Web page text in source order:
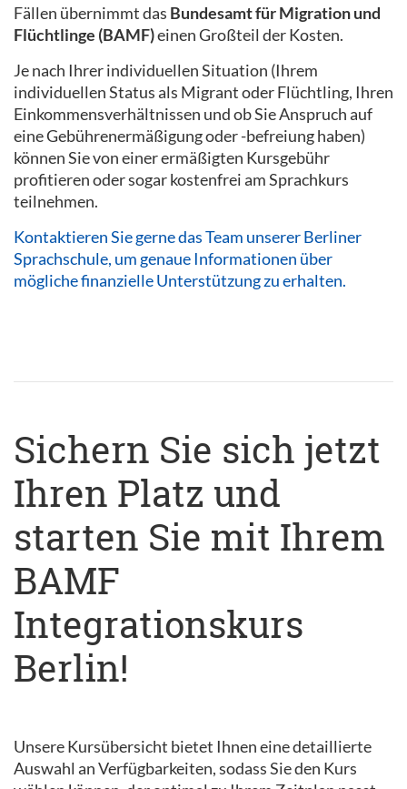
Fällen übernimmt das Bundesamt für Migration und
Flüchtlinge (BAMF)einen Großteil der Kosten.
Je nach Ihrer individuellen Situation (Ihrem
individuellen Status als Migrant oder Flüchtling, Ihren
Einkommensverhältnissen und ob Sie Anspruch auf
eine Gebührenermäßigung oder -befreiung haben)
können Sie von einer ermäßigten Kursgebühr
profitieren oder sogar kostenfrei am Sprachkurs
teilnehmen.
Kontaktieren Sie gerne das Team unserer Berliner
Sprachschule, um genaue Informationen über
mögliche finanzielle Unterstützung zu erhalten.
Sichern Sie sich jetzt
Ihren Platz und
starten Sie mit Ihrem
BAMF
Integrationskurs
Berlin!
Unsere Kursübersicht bietet Ihnen eine detaillierte
Auswahl an Verfügbarkeiten, sodass Sie den Kurs